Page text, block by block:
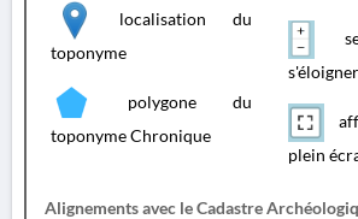
localisation du
toponyme
polygone du
toponyme Chronique
plein
Alignements avec le Cadastre